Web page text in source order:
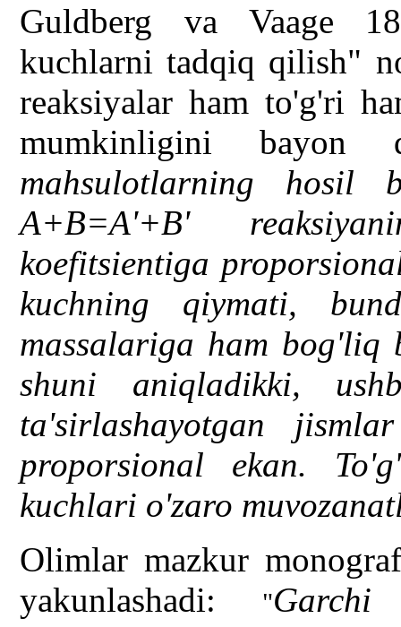
Guldberg va Vaage
kuchlarni tadqiq qilish"
reaksiyalar ham to'g'ri
mumkinligini
mahsulotlarning hosil
A+B=A'+B' r
koefitsientiga
kuchning qiymati,
massalariga ham
shuni aniqladikki,
ta'sirlashayotgan
proporsional ekan.
kuchlari o'zaro
Olimlar mazkur
yakunlashadi:
"